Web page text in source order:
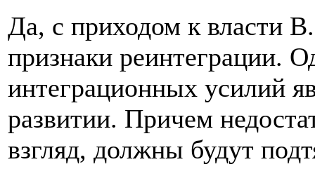
Да, с приходом к власти
признаки реинтеграции.
интеграционных усилий
развитии. Причем
взгляд, должны будут